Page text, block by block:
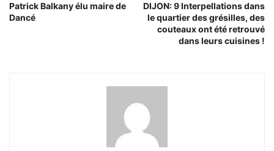
Patrick Balkany élu maire de
Dancé
DIJON: 9 Interpellations dans
le quartier des grésilles, des
couteaux ont été retrouvé
dans leurs cuisines !